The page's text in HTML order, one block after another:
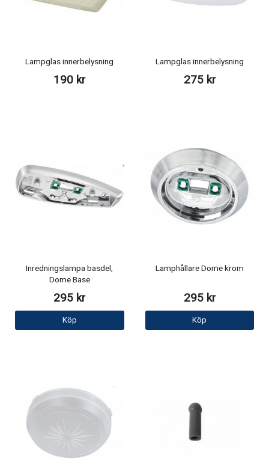
Lampglas innerbelysning
190 kr
Lampglas innerbelysning
275 kr
Inredningslampa basdel,
Dome Base
295 kr
Köp
Lamphållare Dome krom
295 kr
Köp